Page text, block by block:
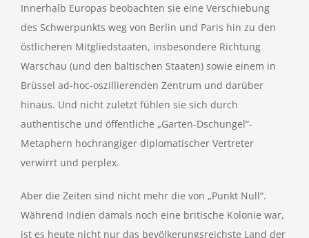
Innerhalb Europas beobachten sie eine Verschiebung
des Schwerpunkts weg von Berlin und Paris hin zu den
östlicheren Mitgliedstaaten, insbesondere Richtung
Warschau (und den baltischen Staaten) sowie einem in
Brüssel ad-hoc-oszillierenden Zentrum und darüber
hinaus. Und nicht zuletzt fühlen sie sich durch
authentische und öffentliche „Garten-Dschungel“-
Metaphern hochrangiger diplomatischer Vertreter
verwirrt und perplex.
Aber die Zeiten sind nicht mehr die von „Punkt Null“.
Während Indien damals noch eine britische Kolonie war,
ist es heute nicht nur das bevölkerungsreichste Land der